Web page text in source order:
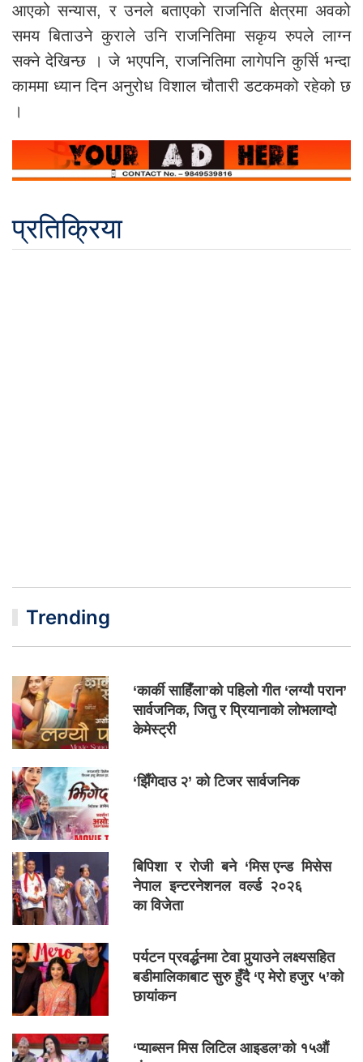
आएको सन्यास, र उनले बताएको राजनिति क्षेत्रमा अवको
समय बिताउने कुराले उनि राजनितिमा सकृय रुपले लाग्न
सक्ने देखिन्छ । जे भएपनि, राजनितिमा लागेपनि कुर्सि भन्दा
काममा ध्यान दिन अनुरोध विशाल चौतारी डटकमको रहेको छ
।
प्रतिक्रिया
Trending
‘कार्की साहिँला’को पहिलो गीत ‘लग्यौ परान’
सार्वजनिक, जितु र प्रियानाको लोभलाग्दो
केमेस्ट्री
‘झिँगेदाउ २’ को टिजर सार्वजनिक
बिपिशा र रोजी बने ‘मिस एन्ड मिसेस
नेपाल इन्टरनेशनल वर्ल्ड २०२६
का विजेता
पर्यटन प्रवर्द्धनमा टेवा पुर्‍याउने लक्ष्यसहित
बडीमालिकाबाट सुरु हुँदै ‘ए मेरो हजुर ५’को
छायांकन
‘प्याब्सन मिस लिटिल आइडल’को १५औं